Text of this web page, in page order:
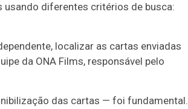
usando diferentes critérios de busca:
localizar as cartas enviadas
da ONA Films, responsável pelo
das cartas — foi fundamental.